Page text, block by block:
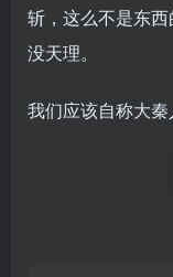
斩，这么不是东
没天理。
我们应该自称大秦